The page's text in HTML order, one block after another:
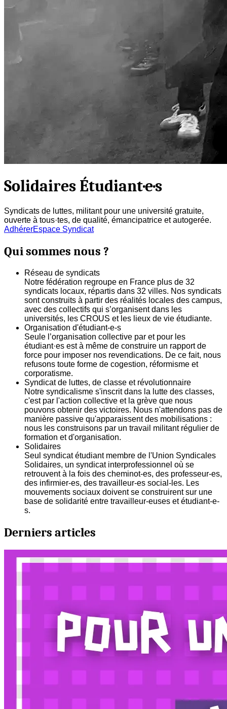
Solidaires Étudiant·e·s
Syndicats de luttes, militant pour une université gratuite,
ouverte à tous·tes, de qualité, émancipatrice et autogerée.
AdhérerEspace Syndicat
Qui sommes nous ?
Réseau de syndicats
Notre fédération regroupe en France plus de 32
syndicats locaux, répartis dans 32 villes. Nos syndicats
sont construits à partir des réalités locales des campus,
avec des collectifs qui s’organisent dans les
universités, les CROUS et les lieux de vie étudiante.
Organisation d'étudiant-e-s
Seule l’organisation collective par et pour les
étudiant·es est à même de construire un rapport de
force pour imposer nos revendications. De ce fait, nous
refusons toute forme de cogestion, réformisme et
corporatisme.
Syndicat de luttes, de classe et révolutionnaire
Notre syndicalisme s'inscrit dans la lutte des classes,
c'est par l'action collective et la grève que nous
pouvons obtenir des victoires. Nous n'attendons pas de
manière passive qu'apparaissent des mobilisations :
nous les construisons par un travail militant régulier de
formation et d'organisation.
Solidaires
Seul syndicat étudiant membre de l'Union Syndicales
Solidaires, un syndicat interprofessionnel où se
retrouvent à la fois des cheminot-es, des professeur-es,
des infirmier-es, des travailleur-es social-les. Les
mouvements sociaux doivent se construirent sur une
base de solidarité entre travailleur-euses et étudiant-e-
s.
Derniers articles